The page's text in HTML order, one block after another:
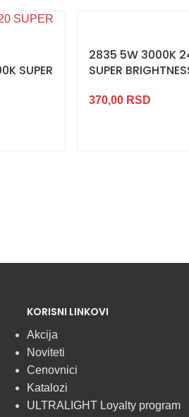
SUPER
2835 5W 3000K
SUPER
370,00 RSD
KORISNI LINKOVI
Akcija
Noviteti
Cenovnici
Katalozi
ULTRALIGHT Loyalty program